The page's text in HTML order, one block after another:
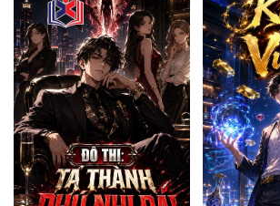
Xuyên Sách
Xuyên Thư
Điền Văn
Đô Thị
Đông Phương
Đông Phương Huyền Huyễn